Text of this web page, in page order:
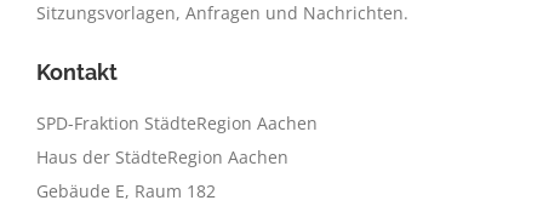
Sitzungsvorlagen, Anfragen und Nachrichten.
Kontakt
SPD-Fraktion StädteRegion Aachen
Haus der StädteRegion Aachen
Gebäude E, Raum 182